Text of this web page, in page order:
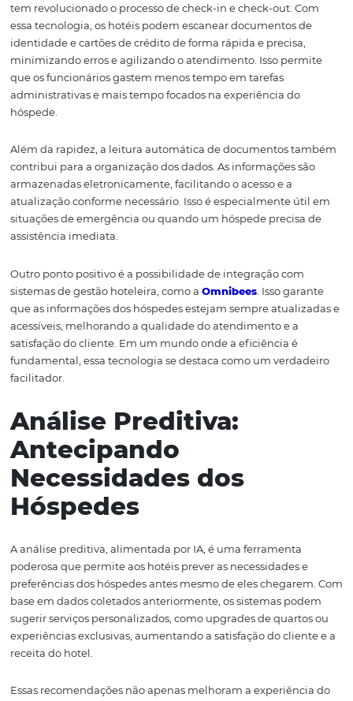
Por outro lado, a implementação do reconhecimento
ser feita com responsabilidade, respeitando as normas
privacidade e proteção de dados. Hotéis que utilizam
tecnologia devem informar os hóspedes de forma clara
como suas informações serão utilizadas, promovendo
relação de transparência e confiança.
Leitura Automática
Documentos:
Precisão
A leitura automática de documentos é outra aplicação
tem revolucionado o processo de check-in e check-out.
essa tecnologia, os hotéis podem escanear documentos
identidade e cartões de crédito de forma rápida e
minimizando erros e agilizando o atendimento. Isso
que os funcionários gastem menos tempo em tarefas
hóspede.
Além da rapidez, a leitura automática de documentos
contribui para a organização dos dados. As informações
armazenadas eletronicamente, facilitando o acesso e a
situações de emergência ou quando um hóspede
assistência imediata.
Outro ponto positivo é a possibilidade de integração
sistemas de gestão hoteleira, como aOmnibees. Isso
que as informações dos hóspedes estejam sempre
satisfação do cliente. Em um mundo onde a eficiência é